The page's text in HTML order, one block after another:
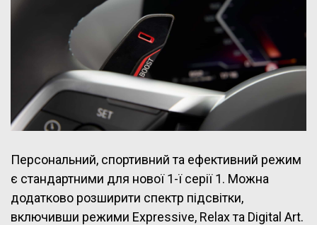
Персональний, спортивний та ефективний режим
є стандартними для нової 1-ї серії 1. Можна
додатково розширити спектр підсвітки,
включивши режими Expressive, Relax та Digital Art.